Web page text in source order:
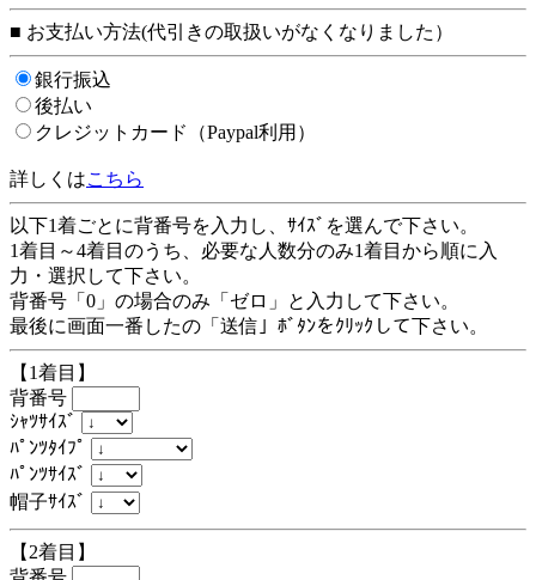
■ お支払い方法(代引きの取扱いがなくなりました）
銀行振込
後払い
クレジットカード（Paypal利用）
詳しくはこちら
以下1着ごとに背番号を入力し、ｻｲｽﾞを選んで下さい。
1着目～4着目のうち、必要な人数分のみ1着目から順に入
力・選択して下さい。
背番号「0」の場合のみ「ゼロ」と入力して下さい。
最後に画面一番したの「送信」ﾎﾞﾀﾝをｸﾘｯｸして下さい。
【1着目】
背番号
ｼｬﾂｻｲｽﾞ
ﾊﾟﾝﾂﾀｲﾌﾟ
ﾊﾟﾝﾂｻｲｽﾞ
帽子ｻｲｽﾞ
【2着目】